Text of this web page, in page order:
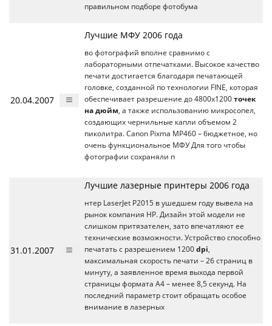
правильном подборе фотобума
20.04.2007
Лучшие МФУ 2006 года
во фотографий вполне сравнимо с
лабораторными отпечатками. Высокое качество
печати достигается благодаря печатающей
головке, созданной по технологии FINE, которая
обеспечивает разрешение до 4800х1200 точек
на дюйм, а также использованию микросопел,
создающих чернильные капли объемом 2
пиколитра. Canon Pixma MP460 – бюджетное, но
очень функциональное МФУ Для того чтобы
фотографии сохраняли п
31.01.2007
Лучшие лазерные принтеры 2006 года
нтер LaserJet P2015 в ушедшем году вывела на
рынок компания HP. Дизайн этой модели не
слишком притязателен, зато впечатляют ее
технические возможности. Устройство способно
печатать с разрешением 1200 dpi,
максимальная скорость печати – 26 страниц в
минуту, а заявленное время выхода первой
страницы формата A4 – менее 8,5 секунд. На
последний параметр стоит обращать особое
внимание в лазерных